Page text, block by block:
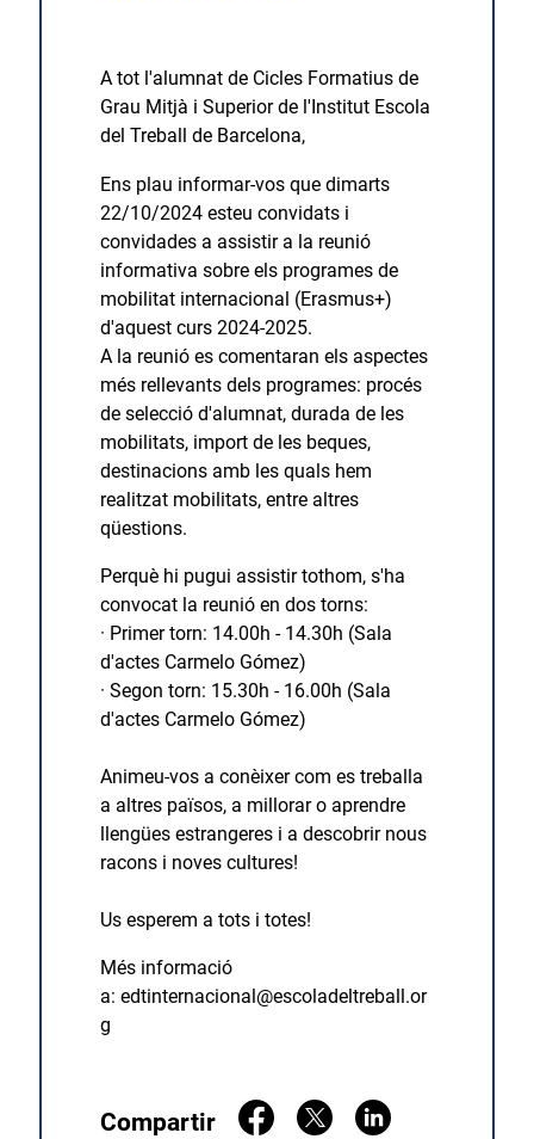
A tot l'alumnat de Cicles Formatius de
Grau Mitjà i Superior de l'Institut Escola
del Treball de Barcelona,
Ens plau informar-vos que dimarts
22/10/2024 esteu convidats i
convidades a assistir a la reunió
informativa sobre els programes de
mobilitat internacional (Erasmus+)
d'aquest curs 2024-2025.
A la reunió es comentaran els aspectes
més rellevants dels programes: procés
de selecció d'alumnat, durada de les
mobilitats, import de les beques,
destinacions amb les quals hem
realitzat mobilitats, entre altres
qüestions.
Perquè hi pugui assistir tothom, s'ha
convocat la reunió en dos torns:
· Primer torn: 14.00h - 14.30h (Sala
d'actes Carmelo Gómez)
· Segon torn: 15.30h - 16.00h (Sala
d'actes Carmelo Gómez)
Animeu-vos a conèixer com es treballa
a altres països, a millorar o aprendre
llengües estrangeres i a descobrir nous
racons i noves cultures!
Us esperem a tots i totes!
Més informació
a: edtinternacional@escoladeltreball.or
g
Compartir